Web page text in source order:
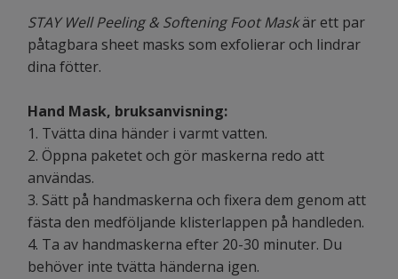
STAY Well Peeling & Softening Foot Maskär ett par
påtagbara sheet masks som exfolierar och lindrar
dina fötter.
Hand Mask, bruksanvisning:
1. Tvätta dina händer i varmt vatten.
2. Öppna paketet och gör maskerna redo att
användas.
3. Sätt på handmaskerna och fixera dem genom att
fästa den medföljande klisterlappen på handleden.
4. Ta av handmaskerna efter 20-30 minuter. Du
behöver inte tvätta händerna igen.